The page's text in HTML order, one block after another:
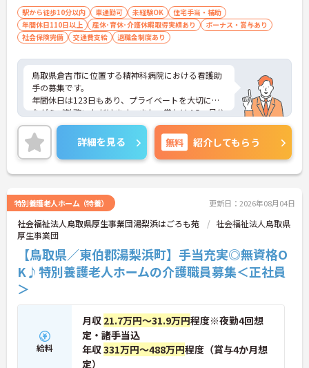
にくい人員体制です
・訪問スケジュールに沿って施設内でのケアを行う
ため、月平均の残業時間は5時間から7時間程度とか
なり少なめに抑えられます
・夜勤明けの翌日は原則としてお休みとなるシフト
編成が組まれており、しっかりと休息を取りながら
長期的な就業が可能です
＜評価制度でキャリアアップ＞
・介護福祉士や初任者研修などの資格や実務経験、
夜勤回数がしっかりと給与に反映されるためモチベ
ーションを維持できます
・年次を問わずリーダーや主任などのマネジメント
職へ昇格する事例も多数あり、腰を据えて長期的な
駅から徒歩10分以内 車通勤可 未経験OK
住宅手当・補助
年間休日110日以上
産休･育休･介護休暇取得実績あり
ボーナス・賞与あり
社会保険完備
交通費支給 退職金制度あり
鳥取県倉吉市に位置する精神科病院における看護助
手の募集です。
年間休日は123日もあり、プライベートを大切にし
ながらご勤務いただけます。また、賞与は4.5ヵ月分
の支給実績があり、頑張りが目に見える形できちん
と評価される職場です。
ご興味のある方には、面接対策ポイントなど、さら
に詳細をお話しいたしますのでお気軽にご相談くだ
さい！
詳細を見る 無料 紹介してもらう
特別養護老人ホーム（特養） 更新日：2026年08月04日
社会福祉法人鳥取県厚生事業団湯梨浜はごろも苑
社会福祉法人鳥取県
厚生事業団
【鳥取県／東伯郡湯梨浜町】手当充実◎無資格O
K♪特別養護老人ホームの介護職員募集＜正社員
＞
給料
月収 21.7万円～31.9万円程度※夜勤4回想
定・諸手当込
年収331万円～488万円程度（賞与4か月想
定）